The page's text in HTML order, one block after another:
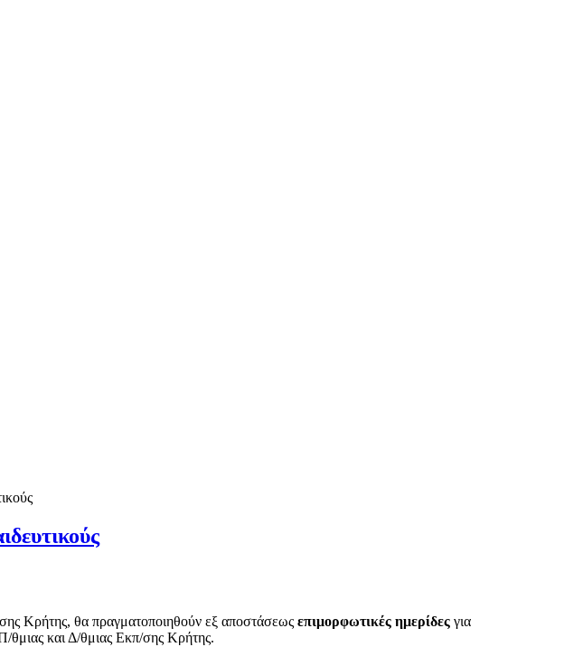
Κρήτης, θα πραγματοποιηθούν εξ αποστάσεως επιμορφωτικές ημερίδεςγια
θμιας και Δ/θμιας Εκπ/σης Κρήτης.